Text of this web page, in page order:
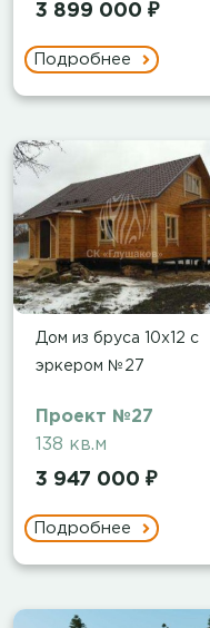
3 899 000 ₽
Подробнее
Дом из бруса 10х12 с
эркером №27
Проект №27
138 кв.м
3 947 000 ₽
Подробнее